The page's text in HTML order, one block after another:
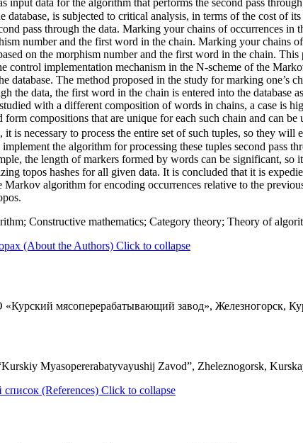
input data for the algorithm that performs the second pass
database, is subjected to critical analysis, in terms of the cost of
pass through the data. Marking your chains of occurrences
number and the first word in the chain. Marking your chains
on the morphism number and the first word in the chain.
control implementation mechanism in the N-scheme of the
database. The method proposed in the study for marking one’s
the data, the first word in the chain is entered into the database
with a different composition of words in chains, a case is
form compositions that are unique for each such chain and can
is necessary to process the entire set of such tuples, so they
the algorithm for processing these tuples second pass
the length of markers formed by words can be significant,
topos hashes for all given data. It is concluded that it is
algorithm for encoding occurrences relative to the
Constructive mathematics; Category theory; Theory of
(About the Authors) Click to collapse
мясоперерабатывающий завод», Железногорск,
Myasopererabatyvayushij Zavod”, Zheleznogorsk,
(References) Click to collapse